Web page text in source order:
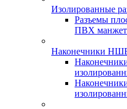
Изолированные
Разъемы
ПВХ
Наконечники